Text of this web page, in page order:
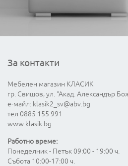
За контакти
Мебелен магазин КЛАСИК
гр. Свищов, ул. "Акад. Александър
е-майл: klasik2_sv@abv.bg
тел 0885 155 991
www.klasik.bg
Работно време:
Понеделник - Петък 09:00 - 19:00 ч.
Събота 10:00-17:00 ч.